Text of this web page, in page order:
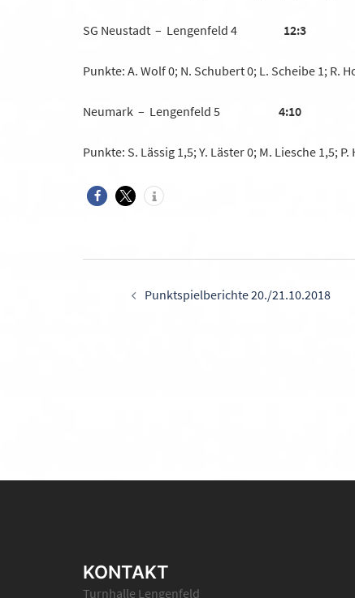
SG Neustadt – Lengenfeld 4 12:3
Punkte: A. Wolf 0; N. Schubert 0; L. Scheibe 1; R.
Neumark – Lengenfeld 5 4:10
Punkte: S. Lässig 1,5; Y. Läster 0; M. Liesche 1,5;
Punktspielberichte 20./21.10.2018
KONTAKT
Turnhalle Lengenfeld